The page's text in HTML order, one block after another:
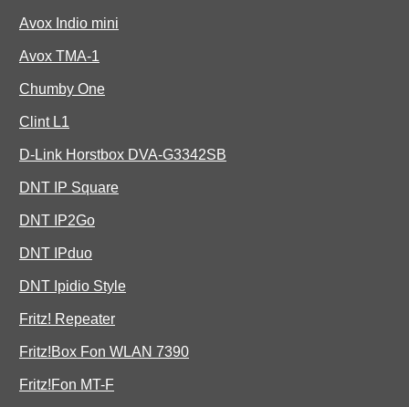
Avox Indio mini
Avox TMA-1
Chumby One
Clint L1
D-Link Horstbox DVA-G3342SB
DNT IP Square
DNT IP2Go
DNT IPduo
DNT Ipidio Style
Fritz! Repeater
Fritz!Box Fon WLAN 7390
Fritz!Fon MT-F